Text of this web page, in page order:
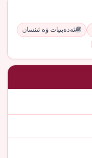
ئەدەبىيات ۋە ئىنسان